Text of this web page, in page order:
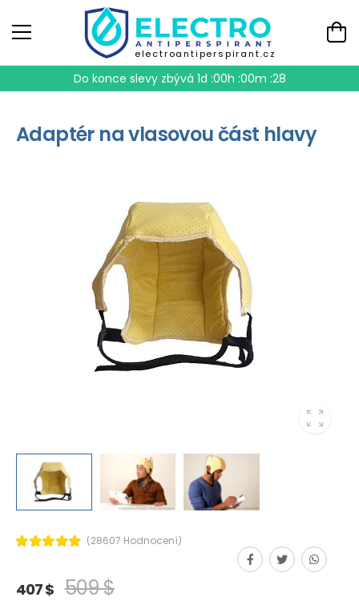
electroantiperspirant.cz
Do konce slevy zbývá 1d :00h :00m :28
Adaptér na vlasovou část hlavy
(28607 Hodnocení)
407 $ 509 $